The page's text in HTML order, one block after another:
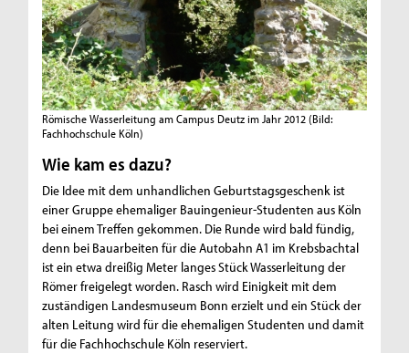
Römische Wasserleitung am Campus Deutz im Jahr 2012(Bild:
Fachhochschule Köln)
Wie kam es dazu?
Die Idee mit dem unhandlichen Geburtstagsgeschenk ist
einer Gruppe ehemaliger Bauingenieur-Studenten aus Köln
bei einem Treffen gekommen. Die Runde wird bald fündig,
denn bei Bauarbeiten für die Autobahn A1 im Krebsbachtal
ist ein etwa dreißig Meter langes Stück Wasserleitung der
Römer freigelegt worden. Rasch wird Einigkeit mit dem
zuständigen Landesmuseum Bonn erzielt und ein Stück der
alten Leitung wird für die ehemaligen Studenten und damit
für die Fachhochschule Köln reserviert.